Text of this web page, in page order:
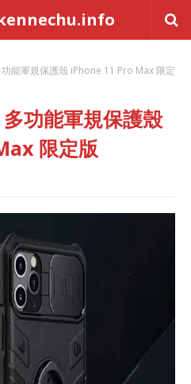
功能軍規保護殼 iPhone 11 Pro Max 限定
功能軍規保護殼
限定版